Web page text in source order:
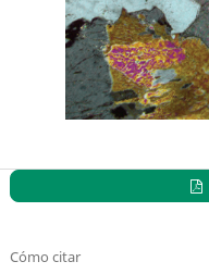
Cómo citar